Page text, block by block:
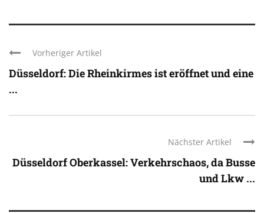
Vorheriger Artikel
Düsseldorf: Die Rheinkirmes ist eröffnet und eine
...
Nächster Artikel
Düsseldorf Oberkassel: Verkehrschaos, da Busse
und Lkw ...